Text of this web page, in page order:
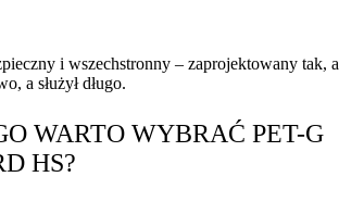
i wszechstronny – zaprojektowany tak,
a służył długo.
WARTO WYBRAĆ PET-G
HS?